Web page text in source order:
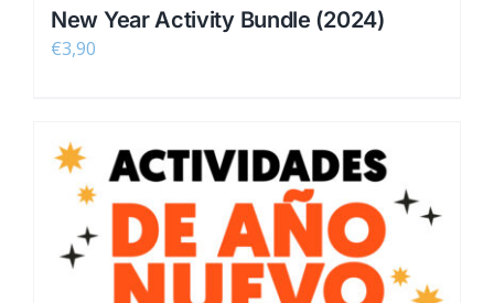
New Year Activity Bundle (2024)
€3,90